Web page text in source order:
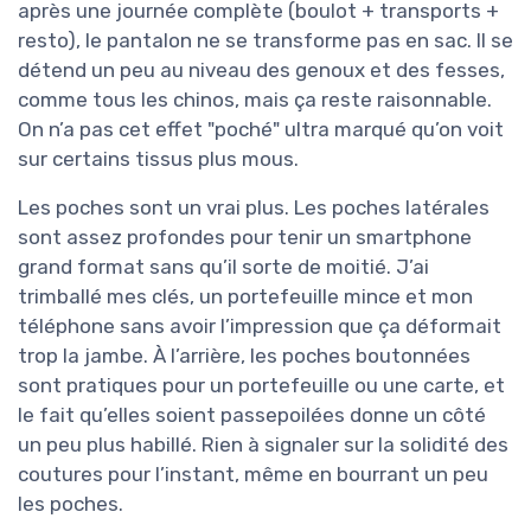
après une journée complète (boulot + transports +
resto), le pantalon ne se transforme pas en sac. Il se
détend un peu au niveau des genoux et des fesses,
comme tous les chinos, mais ça reste raisonnable.
On n’a pas cet effet "poché" ultra marqué qu’on voit
sur certains tissus plus mous.
Les poches sont un vrai plus. Les poches latérales
sont assez profondes pour tenir un smartphone
grand format sans qu’il sorte de moitié. J’ai
trimballé mes clés, un portefeuille mince et mon
téléphone sans avoir l’impression que ça déformait
trop la jambe. À l’arrière, les poches boutonnées
sont pratiques pour un portefeuille ou une carte, et
le fait qu’elles soient passepoilées donne un côté
un peu plus habillé. Rien à signaler sur la solidité des
coutures pour l’instant, même en bourrant un peu
les poches.